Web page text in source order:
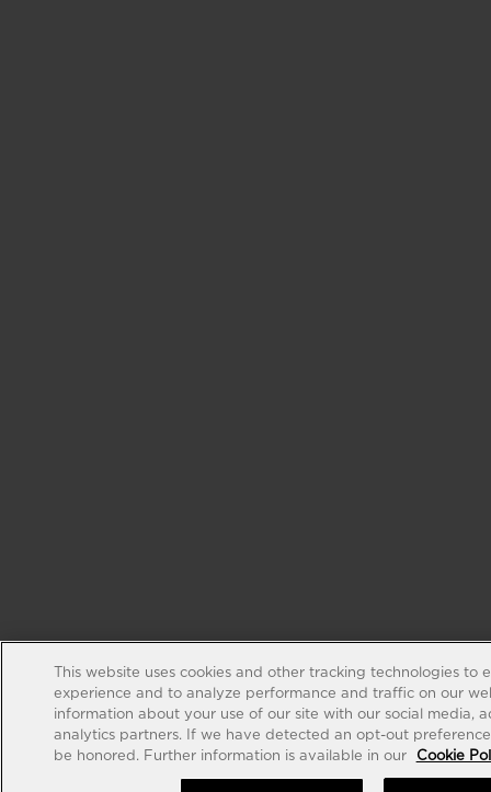
This website uses cookies and other tracking technologies to
experience and to analyze performance and traffic on our
information about your use of our site with our social media,
analytics partners. If we have detected an opt-out
be honored. Further information is available in our
Cookie